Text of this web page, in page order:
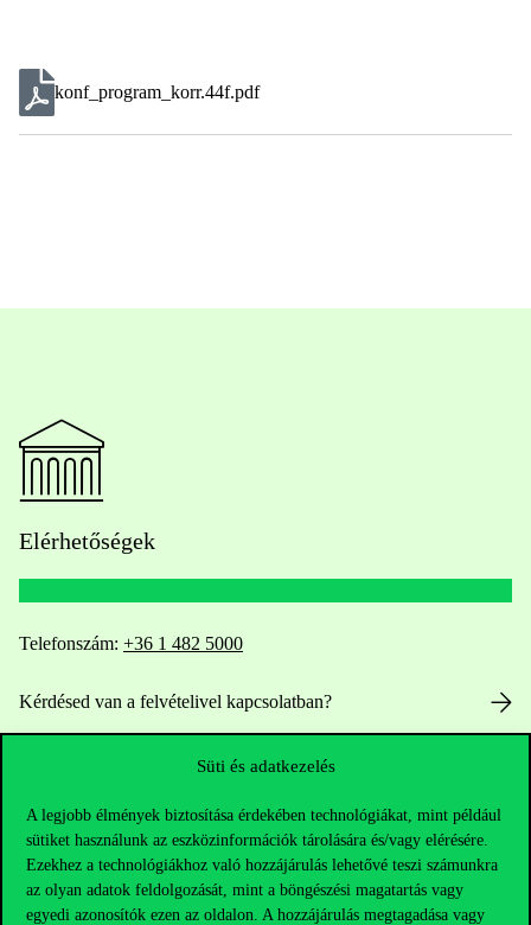
Süti és adatkezelés
A legjobb élmények biztosítása érdekében technológiákat, mint például
sütiket használunk az eszközinformációk tárolására és/vagy elérésére.
Ezekhez a technológiákhoz való hozzájárulás lehetővé teszi számunkra
az olyan adatok feldolgozását, mint a böngészési magatartás vagy
egyedi azonosítók ezen az oldalon. A hozzájárulás megtagadása vagy
konf_program_korr.44f.pdf
Elérhetőségek
Telefonszám: +36 1 482 5000
Kérdésed van a felvételivel kapcsolatban?
HUB jelenlegi hallgatóinknak
Sajtó:press@uni-corvinus.hu